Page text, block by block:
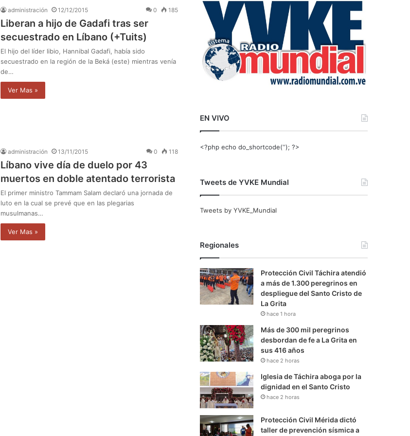
administración 12/12/2015 0 185
Liberan a hijo de Gadafi tras ser
secuestrado en Líbano (+Tuits)
El hijo del líder libio, Hannibal Gadafi, había sido
secuestrado en la región de la Beká (este) mientras venía
de…
Ver Mas »
administración 13/11/2015 0 118
Líbano vive día de duelo por 43
muertos en doble atentado terrorista
El primer ministro Tammam Salam declaró una jornada de
luto en la cual se prevé que en las plegarias
musulmanas…
Ver Mas »
r
EN VIVO
<?php echo do_shortcode(‘‘); ?>
Tweets de YVKE Mundial
Tweets by YVKE_Mundial
Regionales
Protección Civil Táchira atendió
a más de 1.300 peregrinos en
despliegue del Santo Cristo de
La Grita
hace 1 hora
Más de 300 mil peregrinos
desbordan de fe a La Grita en
sus 416 años
hace 2 horas
Iglesia de Táchira aboga por la
dignidad en el Santo Cristo
hace 2 horas
Protección Civil Mérida dictó
taller de prevención sísmica a